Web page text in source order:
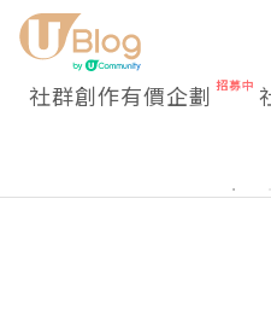
社群創作有價企劃